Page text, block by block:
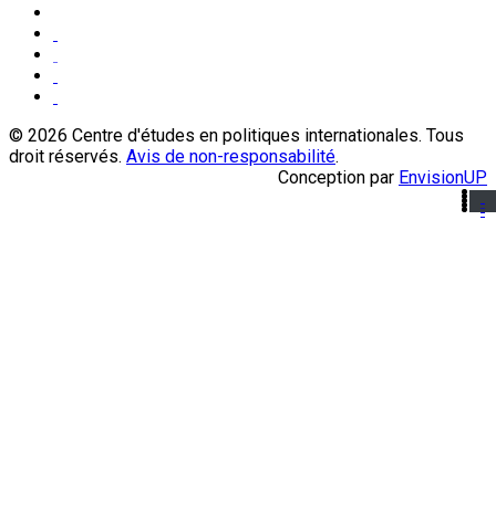
© 2026 Centre d'études en politiques internationales. Tous
droit réservés. Avis de non-responsabilité.
Conception par EnvisionUP